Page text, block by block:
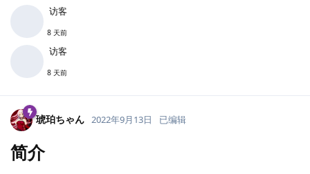
访客
8 天前
访客
8 天前
琥珀ちゃん 2022年9月13日 已编辑
简介